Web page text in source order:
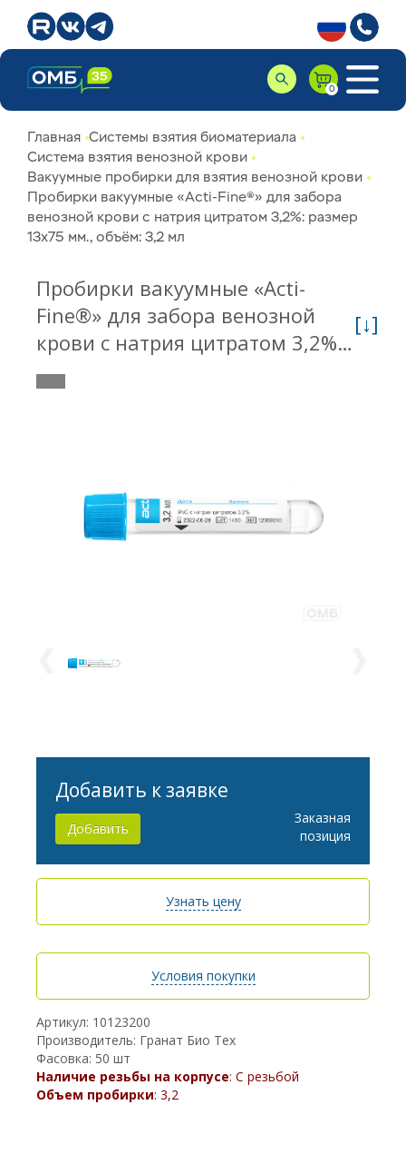
Главная Системы взятия биоматериала
Система взятия венозной крови
Вакуумные пробирки для взятия венозной крови
Пробирки вакуумные «Acti-Fine®» для забора
венозной крови с натрия цитратом 3,2%: размер
13х75 мм., объём: 3,2 мл
Пробирки вакуумные «Acti-
Fine®» для забора венозной
крови с натрия цитратом 3,2%:
размер 13х75 мм., объём: 3,2
мл 10123200
[↓]
Артикул: 10123200
Производитель: Гранат Био Тех
Фасовка: 50 шт
Наличие резьбы на корпусе: С резьбой
Объем пробирки: 3,2
Добавить к заявке
Добавить
Заказная
позиция
Узнать цену
Условия покупки